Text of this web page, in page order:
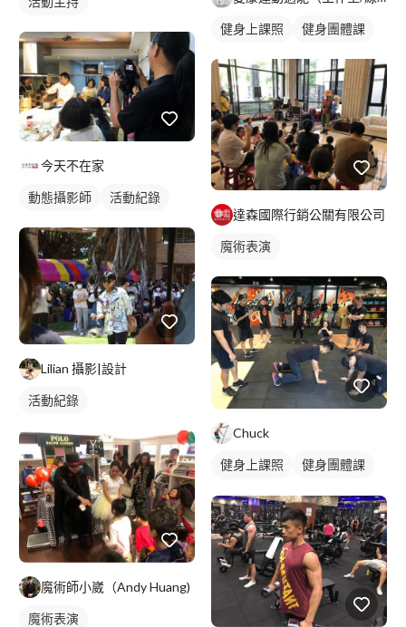
今天不在家
動態攝影師 活動紀錄
Lilian 攝影|設計
活動紀錄
魔術師小崴（Andy Huang)
魔術表演
健身上課照 健身團體課
達森國際行銷公關有限公司
魔術表演
Chuck
健身上課照
健身團體課